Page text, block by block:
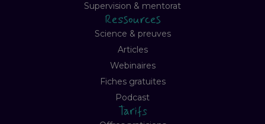
Supervision & mentorat
Ressources
Science & preuves
Articles
Webinaires
Fiches gratuites
Podcast
Tarifs